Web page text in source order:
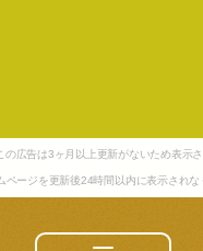
の広告は3ヶ月以上更新がないため表示さ
ページを更新後24時間以内に表示されな